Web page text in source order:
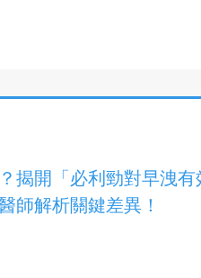
揭開「必利勁對早洩有
師解析關鍵差異！